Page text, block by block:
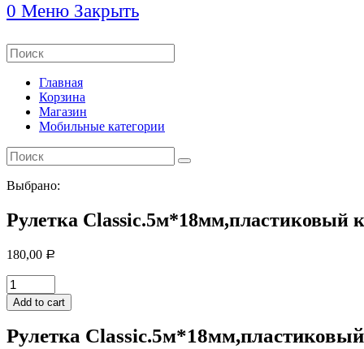
0 Меню Закрыть
Search
this
websiteГлавная
Корзина
Магазин
Мобильные категории
Выбрано:
Рулетка Classic.5м*18мм,пластиковый
180,00 Р
Рулетка
Classic.5м*18мм,пластиковый
корпус***
Add to cart
Рулетка